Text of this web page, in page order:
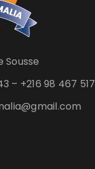
Sousse
– +216 98 467 517